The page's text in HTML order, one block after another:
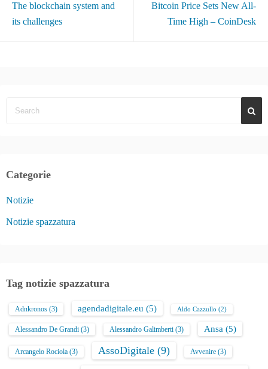
The blockchain system and
its challenges
Bitcoin Price Sets New All-
Time High – CoinDesk
Categorie
Notizie
Notizie spazzatura
Tag notizie spazzatura
Adnkronos (3) agendadigitale.eu (5) Aldo Cazzullo (2)
Alessandro De Grandi (3) Alessandro Galimberti (3) Ansa (5)
Arcangelo Rociola (3) AssoDigitale (9) Avvenire (3)